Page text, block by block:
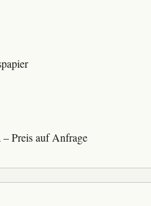
Preis auf Anfrage